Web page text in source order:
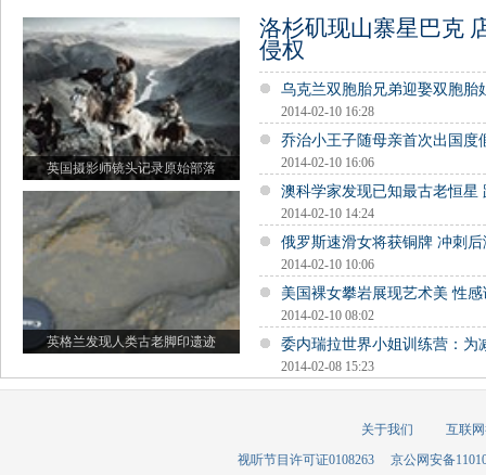
英国摄影师镜头记录原始部落
英格兰发现人类古老脚印遗迹
洛杉矶现山寨星巴克
侵权
乌克兰双胞胎兄弟迎娶双胞胎
2014-02-10 16:28
乔治小王子随母亲首次出国度
2014-02-10 16:06
澳科学家发现已知最古老恒星
2014-02-10 14:24
俄罗斯速滑女将获铜牌 冲刺
2014-02-10 10:06
美国裸女攀岩展现艺术美 性
2014-02-10 08:02
委内瑞拉世界小姐训练营：为
2014-02-08 15:23
关于我们
互联
视听节目许可证0108263
京公网安备